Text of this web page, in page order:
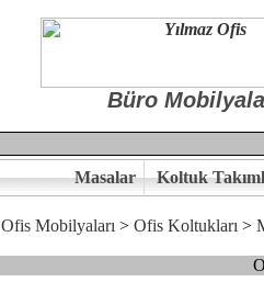
Büro
Masalar Koltuk
Ofis Mobilyaları > Ofis Koltukları >